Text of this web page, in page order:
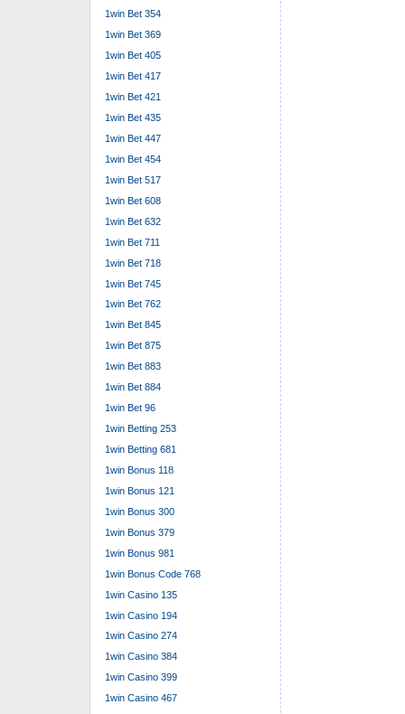
1win Bet 354
1win Bet 369
1win Bet 405
1win Bet 417
1win Bet 421
1win Bet 435
1win Bet 447
1win Bet 454
1win Bet 517
1win Bet 608
1win Bet 632
1win Bet 711
1win Bet 718
1win Bet 745
1win Bet 762
1win Bet 845
1win Bet 875
1win Bet 883
1win Bet 884
1win Bet 96
1win Betting 253
1win Betting 681
1win Bonus 118
1win Bonus 121
1win Bonus 300
1win Bonus 379
1win Bonus 981
1win Bonus Code 768
1win Casino 135
1win Casino 194
1win Casino 274
1win Casino 384
1win Casino 399
1win Casino 467